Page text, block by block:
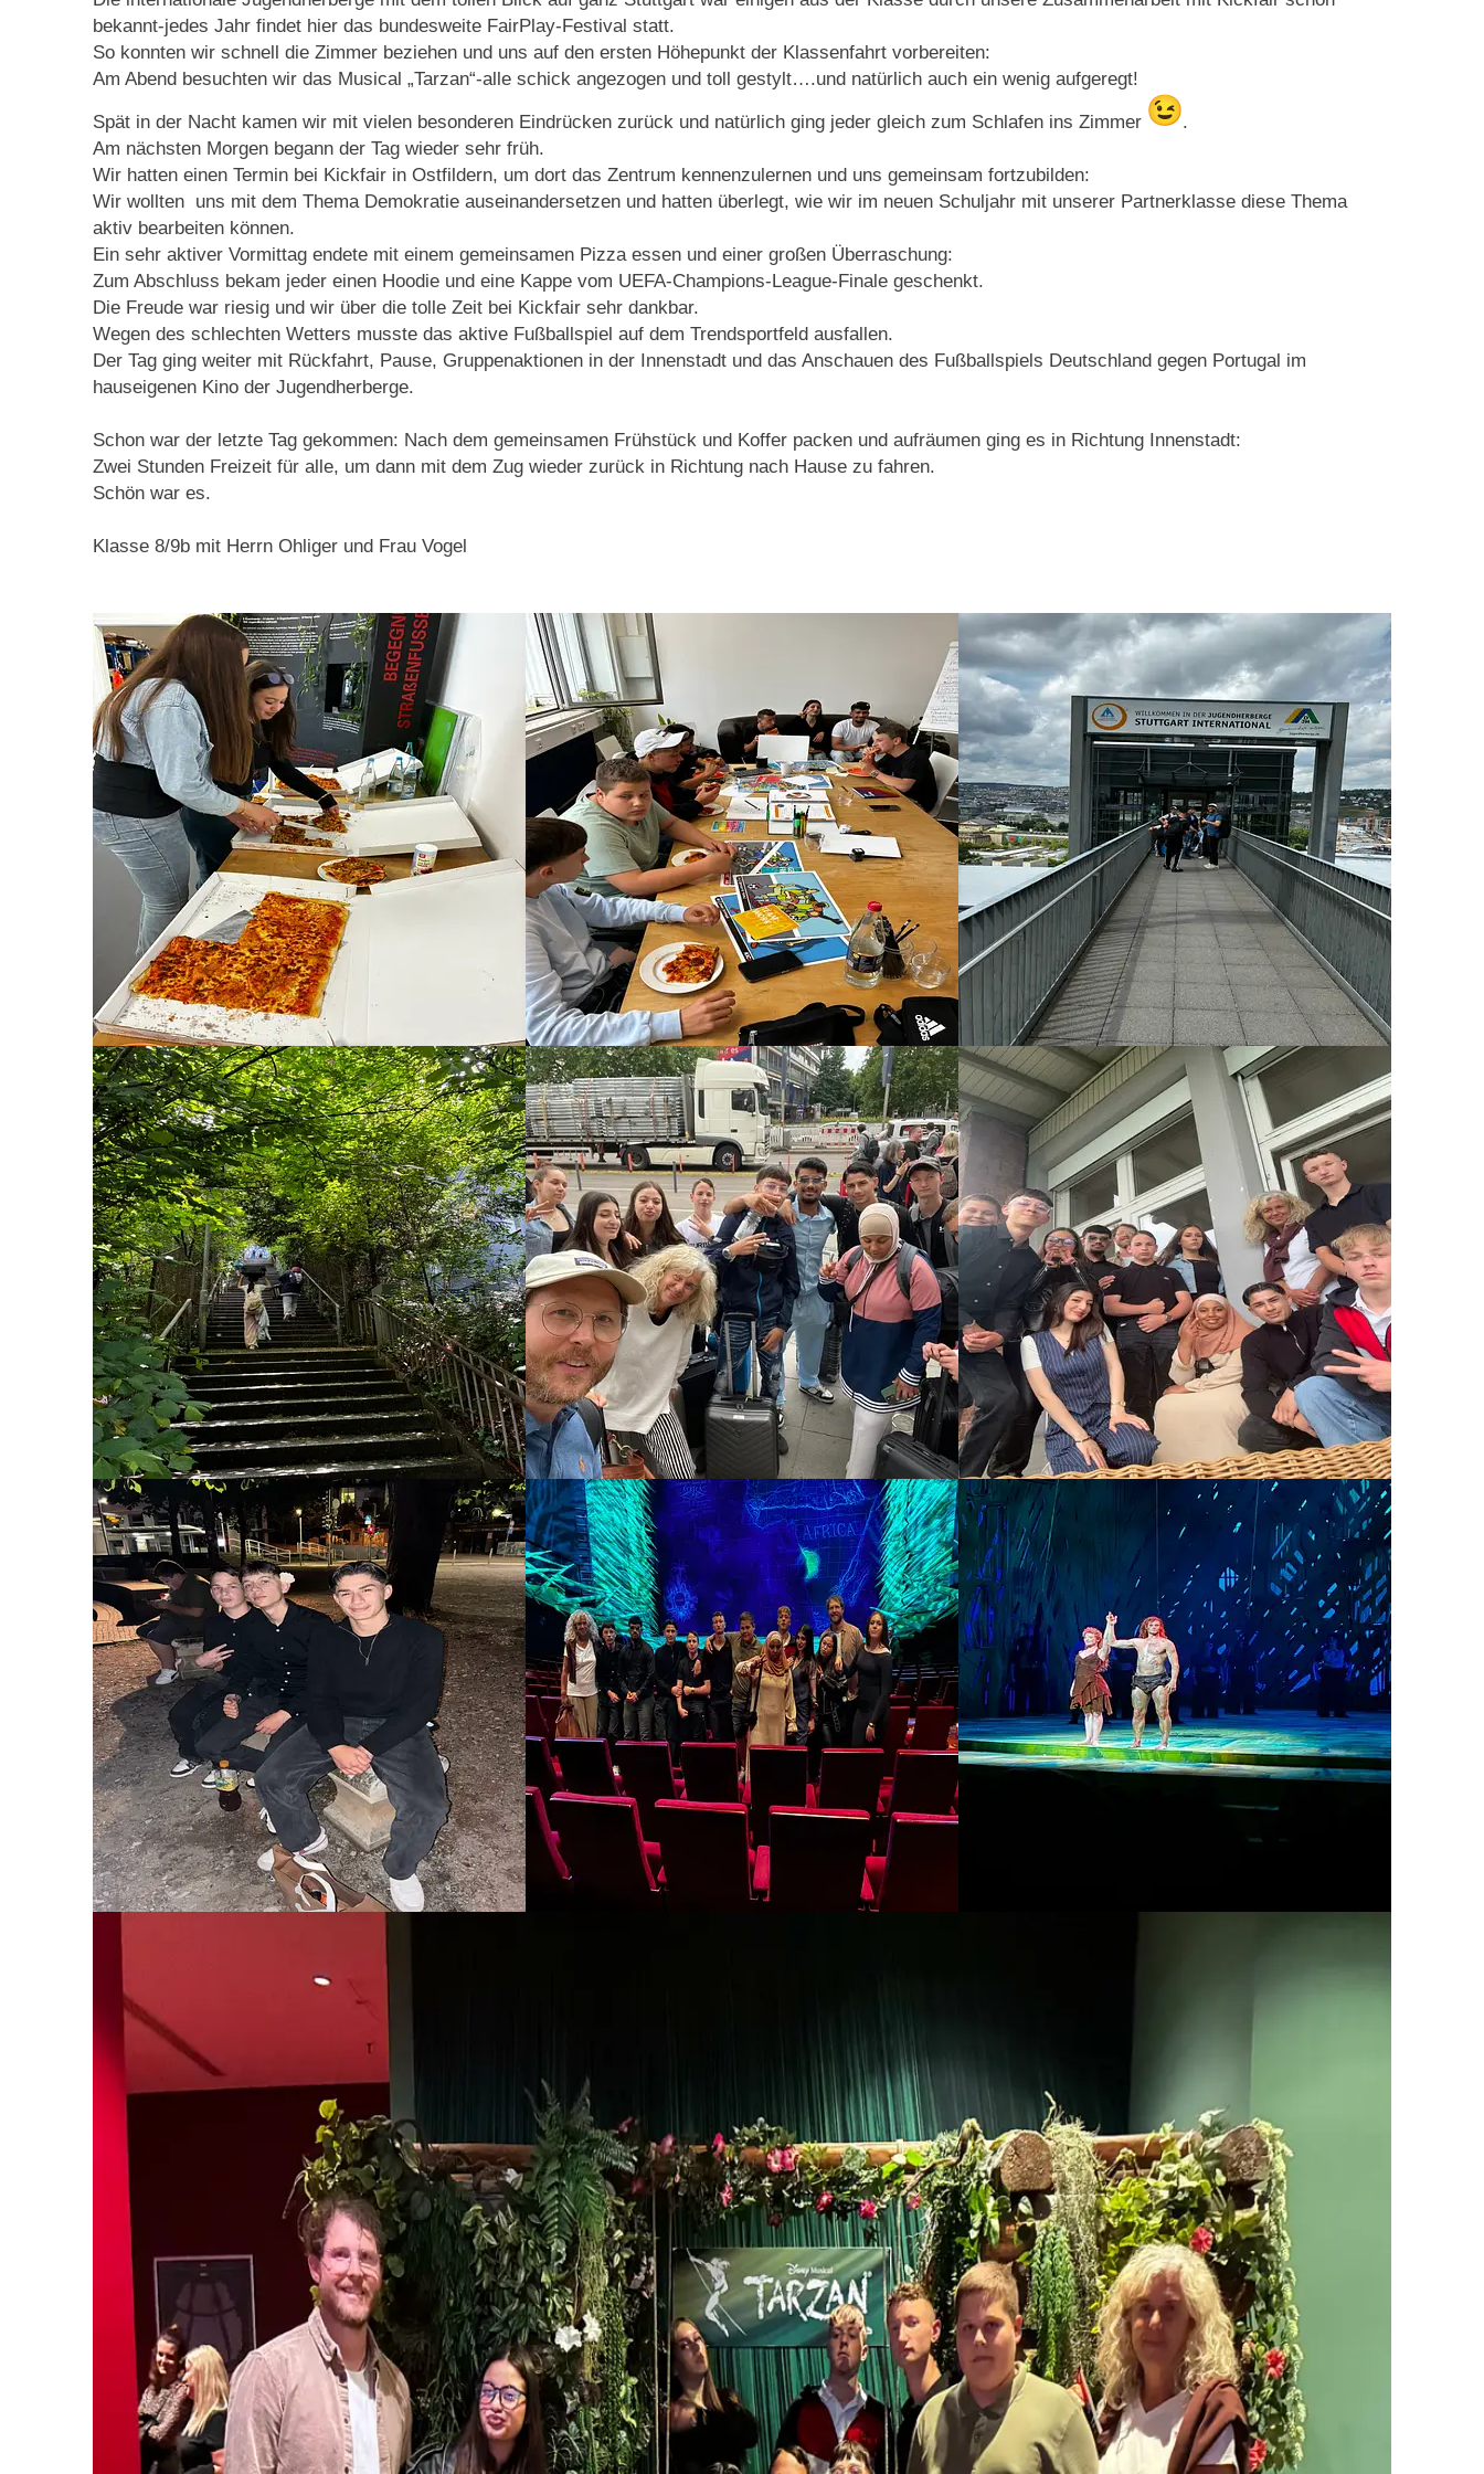
bekannt-jedes Jahr findet hier das bundesweite FairPlay-Festival statt.
So konnten wir schnell die Zimmer beziehen und uns auf den ersten Höhepunkt der Klassenfahrt vorbereiten:
Am Abend besuchten wir das Musical „Tarzan“-alle schick angezogen und toll gestylt….und natürlich auch ein wenig aufgeregt!
Spät in der Nacht kamen wir mit vielen besonderen Eindrücken zurück und natürlich ging jeder gleich zum Schlafen ins Zimmer
.
Am nächsten Morgen begann der Tag wieder sehr früh.
Wir hatten einen Termin bei Kickfair in Ostfildern, um dort das Zentrum kennenzulernen und uns gemeinsam fortzubilden:
Wir wollten uns mit dem Thema Demokratie auseinandersetzen und hatten überlegt, wie wir im neuen Schuljahr mit unserer Partnerklasse diese Thema
aktiv bearbeiten können.
Ein sehr aktiver Vormittag endete mit einem gemeinsamen Pizza essen und einer großen Überraschung:
Zum Abschluss bekam jeder einen Hoodie und eine Kappe vom UEFA-Champions-League-Finale geschenkt.
Die Freude war riesig und wir über die tolle Zeit bei Kickfair sehr dankbar.
Wegen des schlechten Wetters musste das aktive Fußballspiel auf dem Trendsportfeld ausfallen.
Der Tag ging weiter mit Rückfahrt, Pause, Gruppenaktionen in der Innenstadt und das Anschauen des Fußballspiels Deutschland gegen Portugal im
hauseigenen Kino der Jugendherberge.
Schon war der letzte Tag gekommen: Nach dem gemeinsamen Frühstück und Koffer packen und aufräumen ging es in Richtung Innenstadt:
Zwei Stunden Freizeit für alle, um dann mit dem Zug wieder zurück in Richtung nach Hause zu fahren.
Schön war es.
Klasse 8/9b mit Herrn Ohliger und Frau Vogel